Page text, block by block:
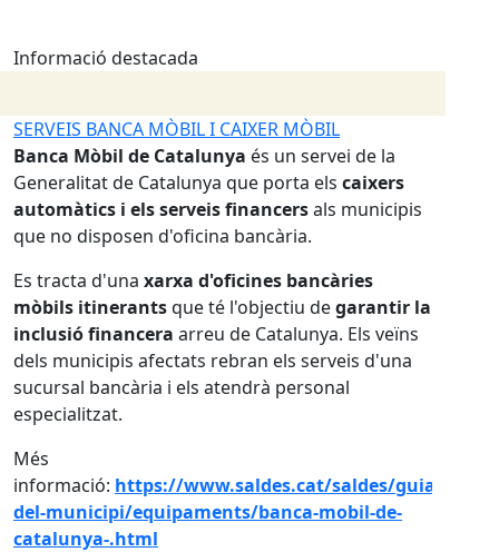
Informació destacada
MÒBIL I CAIXER MÒBIL
Catalunyaés un servei de la
Catalunya que porta elscaixers
serveis financersals municipis
d'oficina bancària.
xarxa d'oficines bancàries
que té l'objectiu degarantir la
arreu de Catalunya. Els veïns
afectats rebran els serveis d'una
i els atendrà personal
www.saldes.cat/saldes/guia-
banca-mobil-de-
IMPLANTACIÓ NOU
RESIDUS A SALDES
A partir de l'
implementarem, de la
del Berguedà,
ðŸ‘¥Xerrades
Vine a conèixer totes
ðŸ“Dia
DIA: 30 D'OCTUBRE
oberta a tota la